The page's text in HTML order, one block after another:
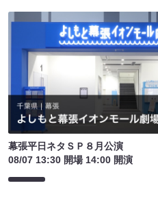
幕張平日ネタＳＰ８月公演
08/07 13:30 開場 14:00 開演